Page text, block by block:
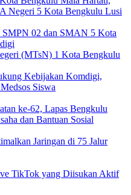
SMPN 02 dan SMAN 5 Kota
Kebijakan Komdigi,
Siswa
ke-62, Lapas Bengkulu
dan Bantuan Sosial
Jaringan di 75 Jalur
TikTok yang Diisukan Aktif